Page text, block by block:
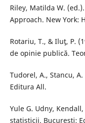
Riley, Matilda W.
Approach. New York:
Rotariu, T., & Iluţ, P.
de opinie publică.
Tudorel, A., Stancu,
Editura All.
Yule G. Udny,
statisticii. Bucureşti: